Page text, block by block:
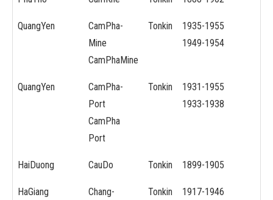
QuangYen
CamPha-
Mine
CamPhaMine
Tonkin
1935-1955
1949-1954
QuangYen
CamPha-
Port
CamPha
Port
Tonkin
1931-1955
1933-1938
HaiDuong CauDo Tonkin 1899-1905
HaGiang
Chang-
Tonkin 1917-1946